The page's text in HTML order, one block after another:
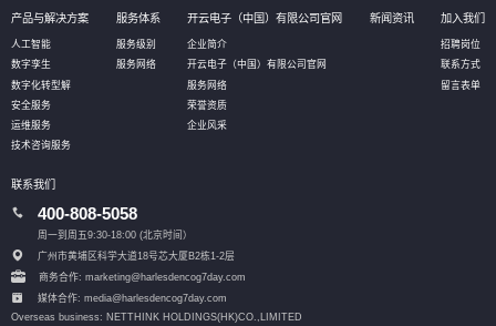
产品与解决方案
人工智能
数字孪生
数字化转型解
安全服务
运维服务
技术咨询服务
服务体系
服务级别
服务网络
开云电子（中国）有限公司官网
企业简介
开云电子（中国）有限公司官网
服务网络
荣誉资质
企业风采
新闻资讯 加入我们
招聘岗位
联系方式
留言表单
联系我们
400-808-5058
周一到周五9:30-18:00 (北京时间）
广州市黄埔区科学大道18号芯大厦B2栋1-2层
商务合作: marketing@harlesdencog7day.com
媒体合作: media@harlesdencog7day.com
Overseas business: NETTHINK HOLDINGS(HK)CO.,LIMITED